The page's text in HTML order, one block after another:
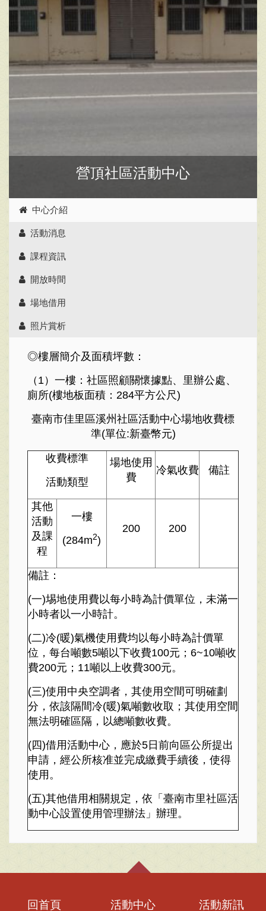
營頂社區活動中心
中心介紹
活動消息
課程資訊
開放時間
場地借用
照片賞析
◎樓層簡介及面積坪數：
（1）一樓：社區照顧關懷據點、里辦公處、
廁所(樓地板面積：284平方公尺)
臺南市佳里區溪州社區活動中心場地收費標
準(單位:新臺幣元)
收費標準
活動類型
場地使用
費
冷氣收費 備註
其他
活動
及課
程
一樓
(284m2)
200 200
備註：
(一)埸地使用費以每小時為計價單位，未滿一
小時者以一小時計。
(二)冷(暖)氣機使用費均以每小時為計價單
位，每台噸數5噸以下收費100元；6~10噸收
費200元；11噸以上收費300元。
(三)使用中央空調者，其使用空間可明確劃
分，依該隔間冷(暖)氣噸數收取；其使用空間
無法明確區隔，以總噸數收費。
(四)借用活動中心，應於5日前向區公所提出
申請，經公所核准並完成繳費手續後，使得
使用。
(五)其他借用相關規定，依「臺南市里社區活
動中心設置使用管理辦法」辦理。
回首頁 活動中心 活動新訊